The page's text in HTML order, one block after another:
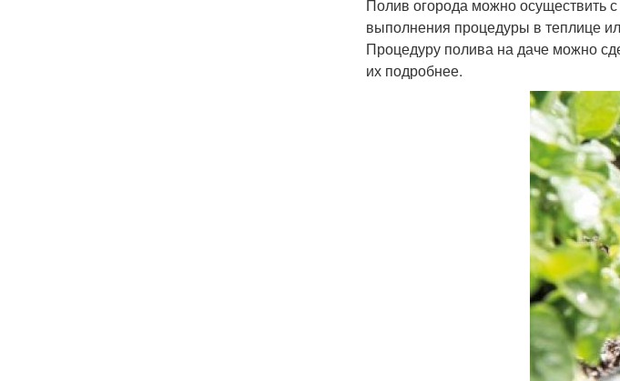
Полив огорода можно осуществить
выполнения процедуры в теплице
Процедуру полива на даче можно
их подробнее.